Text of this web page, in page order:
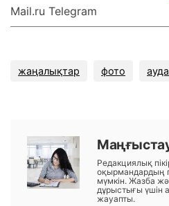
Mail.ru Telegram
жаңалықтар фото
Редакциялық
оқырмандардың
мүмкін. Жазба
дұрыстығы үшін
жауапты.